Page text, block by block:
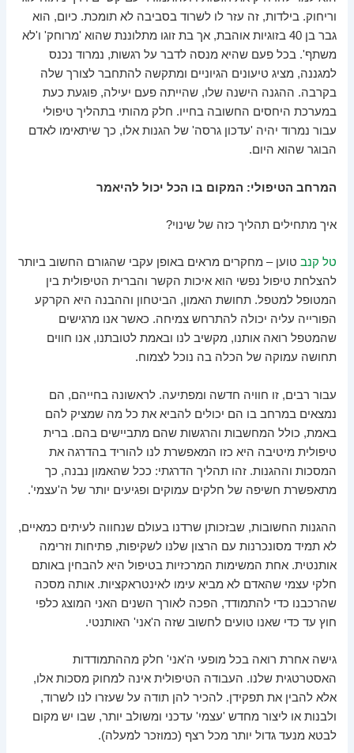
וריחוק. בילדות, זה עזר לו לשרוד בסביבה לא תומכת. כיום, הוא
גבר בן 40 בזוגיות אוהבת, אך בת זוגו מתלוננת שהוא 'מרוחק' ו'לא
משתף'. בכל פעם שהיא מנסה לדבר על רגשות, נמרוד נכנס
למגננה, מציג טיעונים הגיוניים ומתקשה להתחבר לצורך שלה
בקרבה. ההגנה הישנה שלו, שהייתה פעם יעילה, פוגעת כעת
במערכת היחסים החשובה בחייו. חלק מהותי בתהליך טיפולי
עבור נמרוד יהיה 'עדכון גרסה' של הגנות אלו, כך שיתאימו לאדם
הבוגר שהוא היום.
המרחב הטיפולי: המקום בו הכל יכול להיאמר
איך מתחילים תהליך כזה של שינוי?
טל קנב טוען – מחקרים מראים באופן עקבי שהגורם החשוב ביותר
להצלחת טיפול נפשי הוא איכות הקשר והברית הטיפולית בין
המטופל למטפל. תחושת האמון, הביטחון וההבנה היא הקרקע
הפורייה עליה יכולה להתרחש צמיחה. כאשר אנו מרגישים
שהמטפל רואה אותנו, מקשיב לנו ובאמת לטובתנו, אנו חווים
תחושה עמוקה של הכלה בה נוכל לצמוח.
עבור רבים, זו חוויה חדשה ומפתיעה. לראשונה בחייהם, הם
נמצאים במרחב בו הם יכולים להביא את כל מה שמציק להם
באמת, כולל המחשבות והרגשות שהם מתביישים בהם. ברית
טיפולית מיטיבה היא כזו המאפשרת לנו להוריד בהדרגה את
המסכות וההגנות. זהו תהליך הדרגתי: ככל שהאמון נבנה, כך
מתאפשרת חשיפה של חלקים עמוקים ופגיעים יותר של ה'עצמי'.
ההגנות החשובות, שבזכותן שרדנו בעולם שנחווה לעיתים כמאיים,
לא תמיד מסונכרנות עם הרצון שלנו לשקיפות, פתיחות וזרימה
אותנטית. אחת המשימות המרכזיות בטיפול היא להבחין באותם
חלקי עצמי שהאדם לא מביא עימו לאינטראקציות. אותה מסכה
שהרכבנו כדי להתמודד, הפכה לאורך השנים האני המוצג כלפי
חוץ עד כדי שאנו טועים לחשוב שזה ה'אני' האותנטי.
גישה אחרת רואה בכל מופעי ה'אני' חלק מההתמודדות
האסטרטגית שלנו. העבודה הטיפולית אינה למחוק מסכות אלו,
אלא להבין את תפקידן. להכיר להן תודה על שעזרו לנו לשרוד,
ולבנות או ליצור מחדש 'עצמי' עדכני ומשולב יותר, שבו יש מקום
לבטא מנעד גדול יותר מכל רצף (כמוזכר למעלה).